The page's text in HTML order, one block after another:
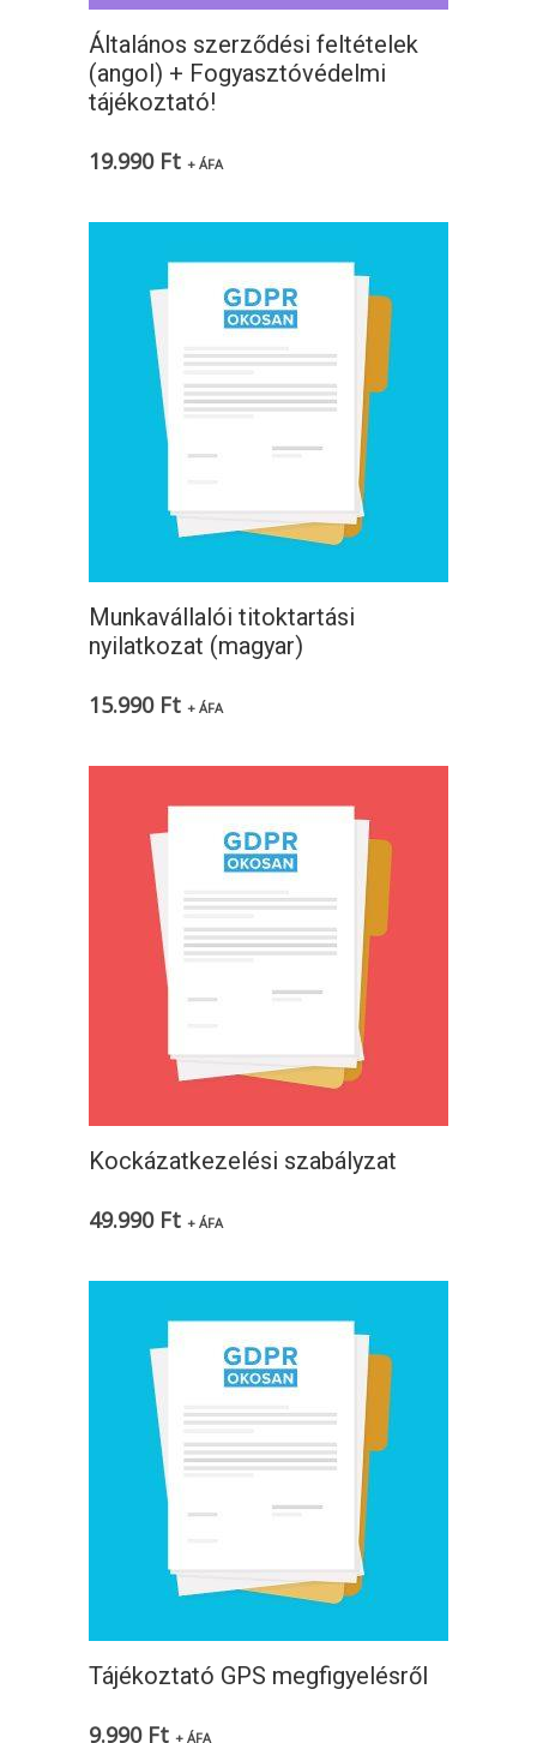
Általános szerződési feltételek
(angol) + Fogyasztóvédelmi
tájékoztató!
19.990 Ft + ÁFA
Munkavállalói titoktartási
nyilatkozat (magyar)
15.990 Ft + ÁFA
Kockázatkezelési szabályzat
49.990 Ft + ÁFA
Tájékoztató GPS megfigyelésről
9.990 Ft + ÁFA